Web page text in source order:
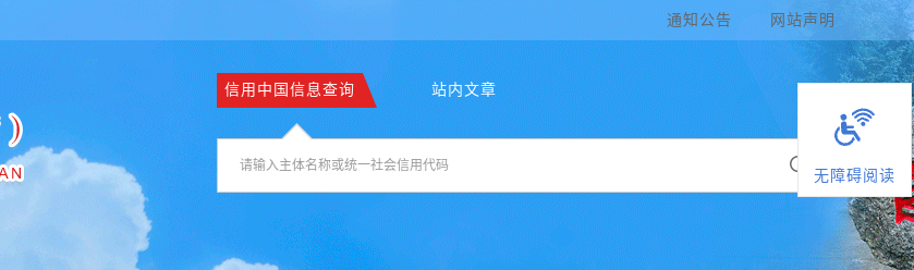
通知公告 网站声明
信用中国信息查询 站内文章
无障碍阅读